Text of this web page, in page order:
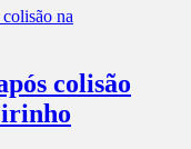
colisão